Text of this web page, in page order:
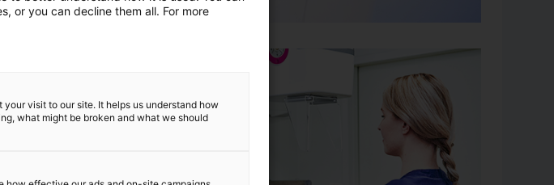
or you can decline them all. For more
visit to our site. It helps us understand how
what might be broken and what we should